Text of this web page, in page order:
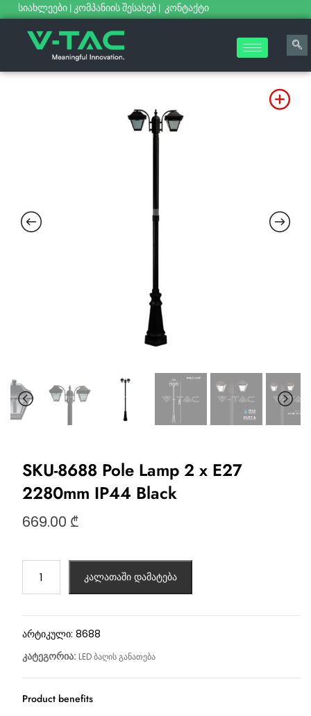
სიახლეები | კომპანიის შესახებ | კონტაქტი
SKU-8688 Pole Lamp 2 x E27
2280mm IP44 Black
669.00 ₾
კალათაში დამატება
არტიკული: 8688
კატეგორია: LED ბაღის განათება
Product benefits